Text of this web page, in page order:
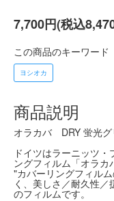
7,700円(税込
この商品のキーワード
ヨシオカ
商品説明
オラカバ DRY 蛍光グ
ドイツはラーニッツ
ングフィルム「オラカ
"カバーリングフィル
く、美しさ／耐久性
のフィルムです。